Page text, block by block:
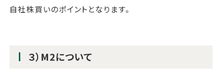
自社株買いのポイントとなります。
３）M2について